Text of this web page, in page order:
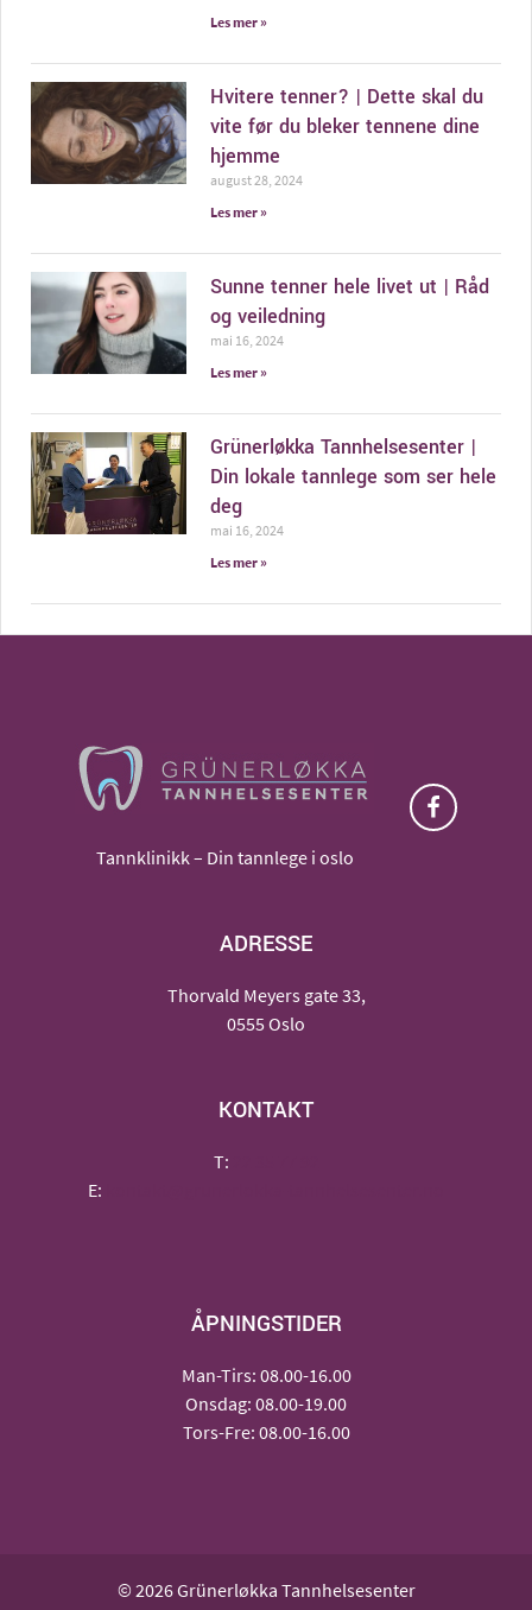
Les mer »
Hvitere tenner? | Dette skal du
vite før du bleker tennene dine
hjemme
august 28, 2024
Les mer »
Sunne tenner hele livet ut | Råd
og veiledning
mai 16, 2024
Les mer »
Grünerløkka Tannhelsesenter |
Din lokale tannlege som ser hele
deg
mai 16, 2024
Les mer »
Tannklinikk – Din tannlege i oslo
ADRESSE
Thorvald Meyers gate 33,
0555 Oslo
KONTAKT
T:
E:
ÅPNINGSTIDER
Man-Tirs: 08.00-16.00
Onsdag: 08.00-19.00
Tors-Fre: 08.00-16.00
© 2026 Grünerløkka Tannhelsesenter